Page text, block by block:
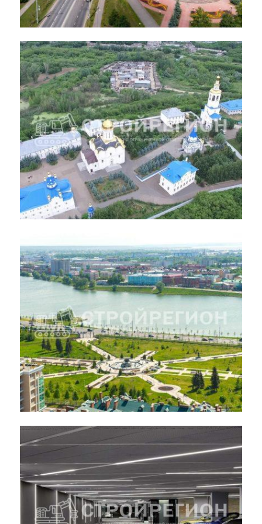
Реконструкция центральной
площади, г. Альметьевск
Устройство гранитной дороги
к колокольне Зилантового
монастыря
Парк 1000 — летия г. Казани